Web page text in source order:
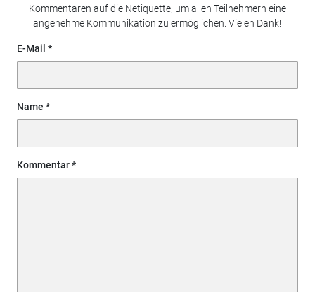
Kommentaren auf die Netiquette, um allen Teilnehmern eine
angenehme Kommunikation zu ermöglichen. Vielen Dank!
E-Mail
Name
Kommentar